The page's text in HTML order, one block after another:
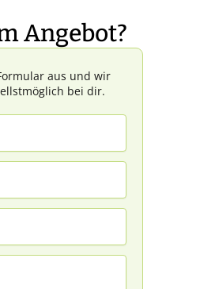
Angebot?
aus und wir
bei dir.